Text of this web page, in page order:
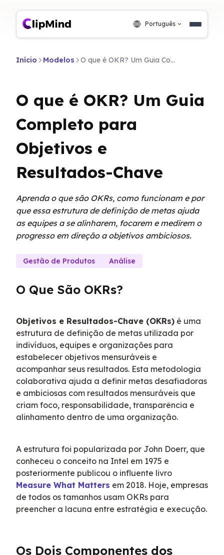
Português
Início Modelos O que é OKR? Um Guia Completo para Objetivos e Resultados-Chave
O que é OKR? Um Guia
Completo para
Objetivos e
Resultados-Chave
Aprenda o que são OKRs, como funcionam e por
que essa estrutura de definição de metas ajuda
as equipes a se alinharem, focarem e medirem o
progresso em direção a objetivos ambiciosos.
Gestão de Produtos Análise
O Que São OKRs?
Objetivos e Resultados-Chave (OKRs) é uma
estrutura de definição de metas utilizada por
indivíduos, equipes e organizações para
estabelecer objetivos mensuráveis e
acompanhar seus resultados. Esta metodologia
colaborativa ajuda a definir metas desafiadoras
e ambiciosas com resultados mensuráveis que
criam foco, responsabilidade, transparência e
alinhamento dentro de uma organização.
A estrutura foi popularizada por John Doerr, que
conheceu o conceito na Intel em 1975 e
Measure What Matters em 2018. Hoje, empresas
de todos os tamanhos usam OKRs para
preencher a lacuna entre estratégia e execução.
Os Dois Componentes dos